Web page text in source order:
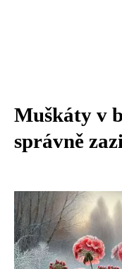
Muškáty v
správně